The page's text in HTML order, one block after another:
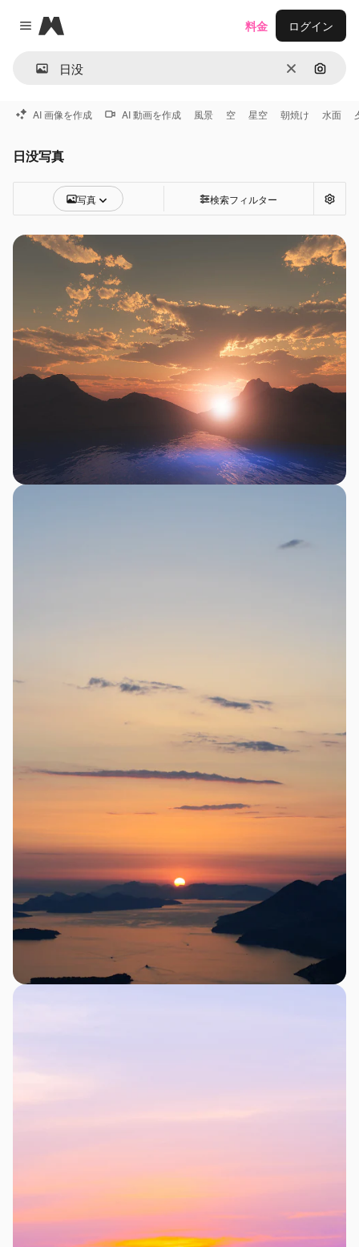
Close menu
Magnific
消去 画像で
料金 ログイン
AI 画像を作成 AI 動画を作成 風景 空 星空 朝焼け 水面
日没写真
写真 検索フィルター